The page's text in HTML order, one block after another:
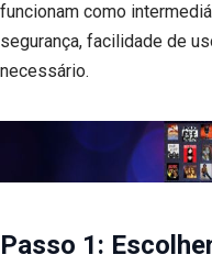
funcionam como
segurança, facilidade de
necessário.
Passo 1: